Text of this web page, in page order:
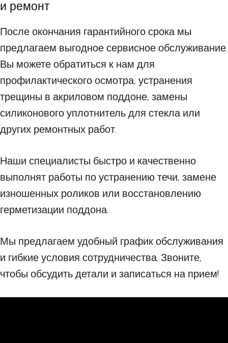
и ремонт
После окончания гарантийного срока мы
предлагаем выгодное сервисное обслуживание.
Вы можете обратиться к нам для
профилактического осмотра, устранения
трещины в акриловом поддоне, замены
силиконового уплотнитель для стекла или
других ремонтных работ.
Наши специалисты быстро и качественно
выполнят работы по устранению течи, замене
изношенных роликов или восстановлению
герметизации поддона.
Мы предлагаем удобный график обслуживания
и гибкие условия сотрудничества. Звоните,
чтобы обсудить детали и записаться на прием!